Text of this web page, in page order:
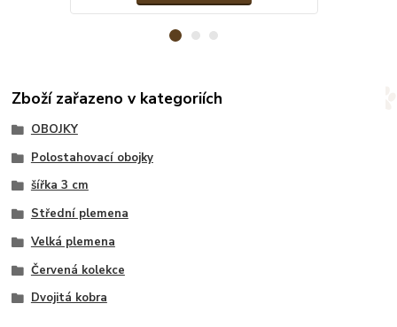
Zboží zařazeno v kategoriích
OBOJKY
Polostahovací obojky
šířka 3 cm
Střední plemena
Velká plemena
Červená kolekce
Dvojitá kobra